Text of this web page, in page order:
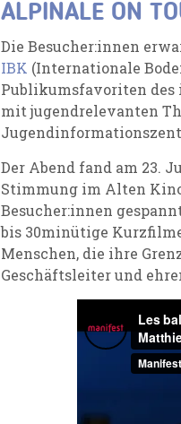
ALPINALE ON
Die Besucher:innen
IBK (Internationale
Publikumsfavoriten
mit jugendrelevanten
Der Abend fand am 23.
Stimmung im Alten
Besucher:innen
bis 30minütige
Menschen, die ihre
Geschäftsleiter und